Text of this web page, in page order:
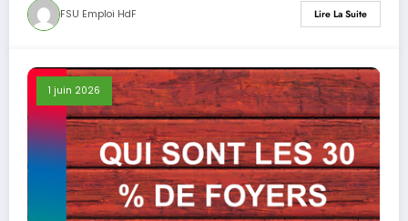
FSU Emploi HdF Lire La Suite
1 juin 2026